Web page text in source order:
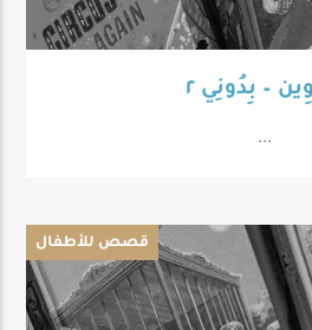
– بِدُونِي ٢
...
قصص للأطفال